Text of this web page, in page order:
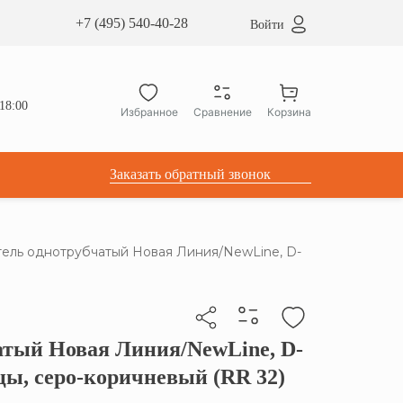
+7 (495) 540-40-28 Войти
Избранное Сравнение Корзина
лестницы ATICCO
Заказать обратный звонок
однотрубчатый Новая Линия/NewLine, D-
скопировать прямую ссылку
Новая Линия/NewLine, D-
серо-коричневый (RR 32)